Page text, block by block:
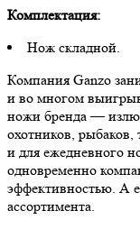
Комплектация:
Нож складной.
Компания Ganzo
и во многом
ножи бренда —
охотников,
и для ежедневного
одновременно
эффективностью. А
ассортимента.